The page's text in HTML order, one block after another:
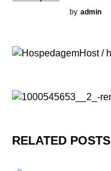
by admin
RELATED POSTS